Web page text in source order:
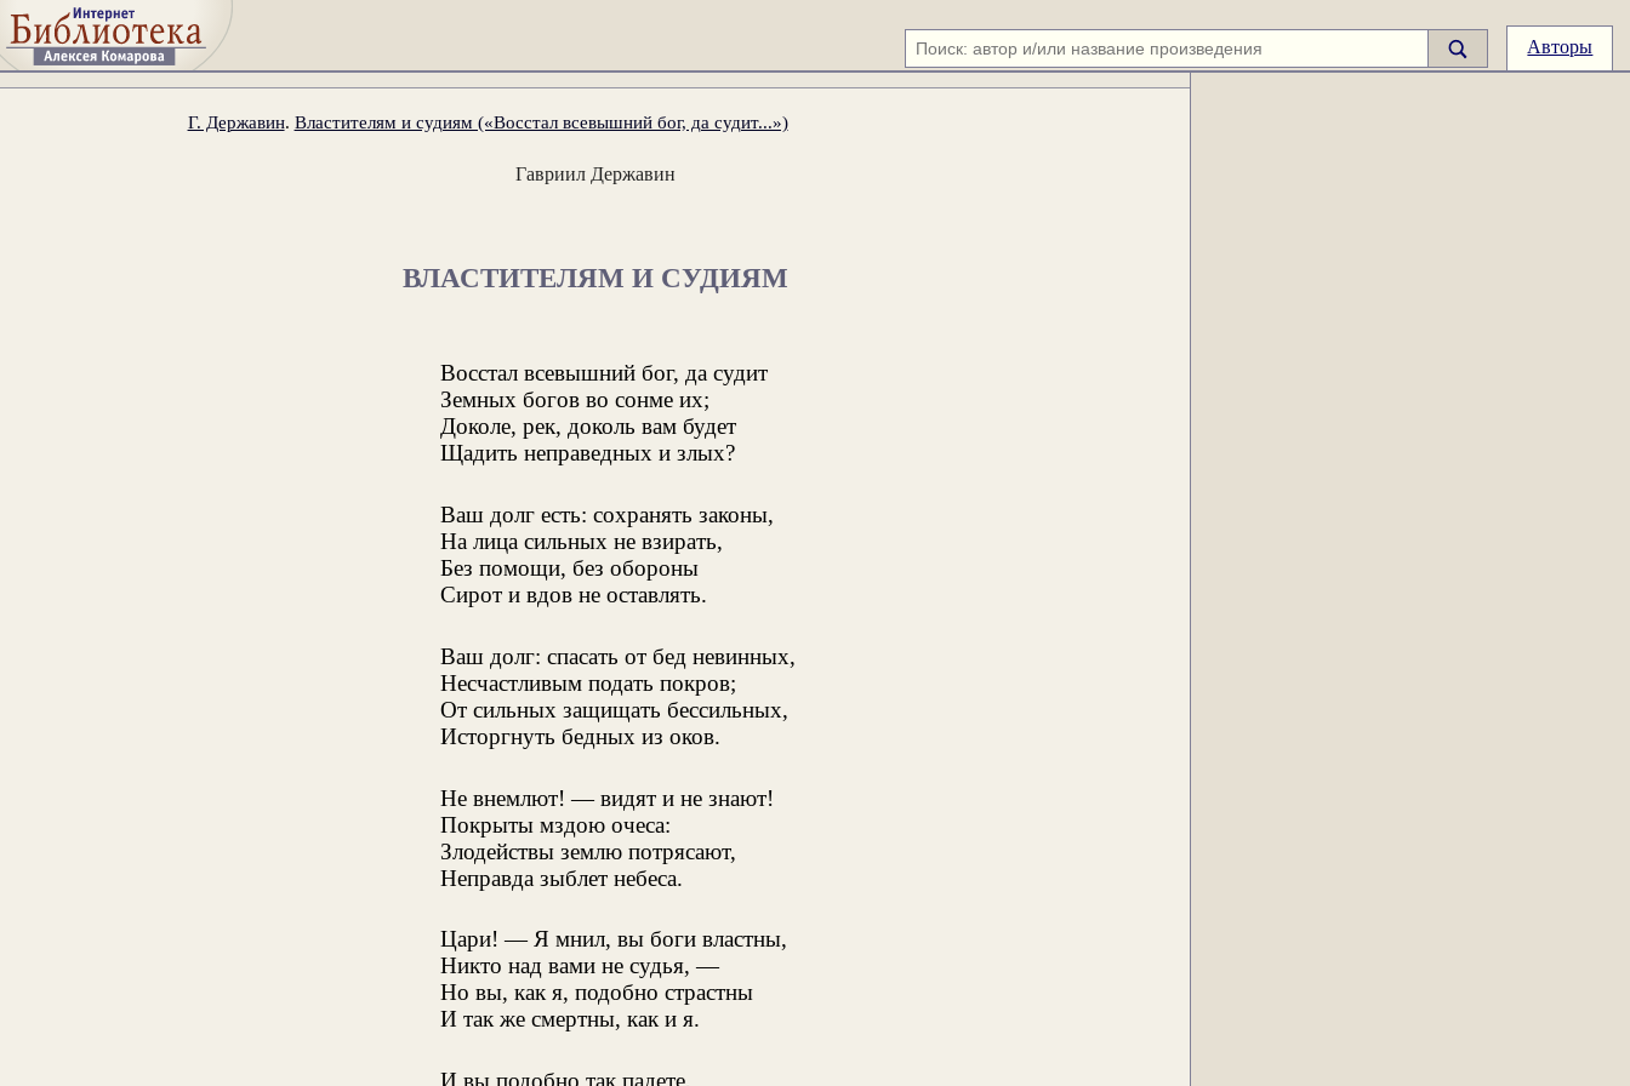
Авторы
Г. Державин. Властителям и судиям («Восстал всевышний бог, да судит...»)
Гавриил Державин
ВЛАСТИТЕЛЯМ И СУДИЯМ
Восстал всевышний бог, да судит
Земных богов во сонме их;
Доколе, рек, доколь вам будет
Щадить неправедных и злых?
Ваш долг есть: сохранять законы,
На лица сильных не взирать,
Без помощи, без обороны
Сирот и вдов не оставлять.
Ваш долг: спасать от бед невинных,
Несчастливым подать покров;
От сильных защищать бессильных,
Исторгнуть бедных из оков.
Не внемлют! — видят и не знают!
Покрыты мздою очеса:
Злодействы землю потрясают,
Неправда зыблет небеса.
Цари! — Я мнил, вы боги властны,
Никто над вами не судья, —
Но вы, как я, подобно страстны
И так же смертны, как и я.
И вы подобно так падете,